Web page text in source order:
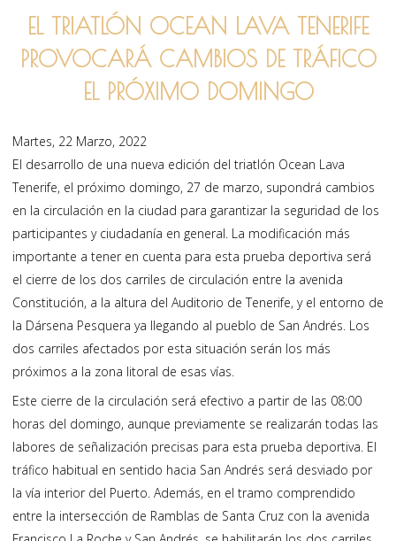
ENCUENTRA
USTED
EL TRIATLÓN OCEAN LAVA TENERIFE
PROVOCARÁ CAMBIOS DE TRÁFICO
EL PRÓXIMO DOMINGO
Martes, 22 Marzo, 2022
El desarrollo de una nueva edición del triatlón Ocean Lava
Tenerife, el próximo domingo, 27 de marzo, supondrá cambios
en la circulación en la ciudad para garantizar la seguridad de los
participantes y ciudadanía en general. La modificación más
importante a tener en cuenta para esta prueba deportiva será
el cierre de los dos carriles de circulación entre la avenida
Constitución, a la altura del Auditorio de Tenerife, y el entorno de
la Dársena Pesquera ya llegando al pueblo de San Andrés. Los
dos carriles afectados por esta situación serán los más
próximos a la zona litoral de esas vías.
Este cierre de la circulación será efectivo a partir de las 08:00
horas del domingo, aunque previamente se realizarán todas las
labores de señalización precisas para esta prueba deportiva. El
tráfico habitual en sentido hacia San Andrés será desviado por
la vía interior del Puerto. Además, en el tramo comprendido
entre la intersección de Ramblas de Santa Cruz con la avenida